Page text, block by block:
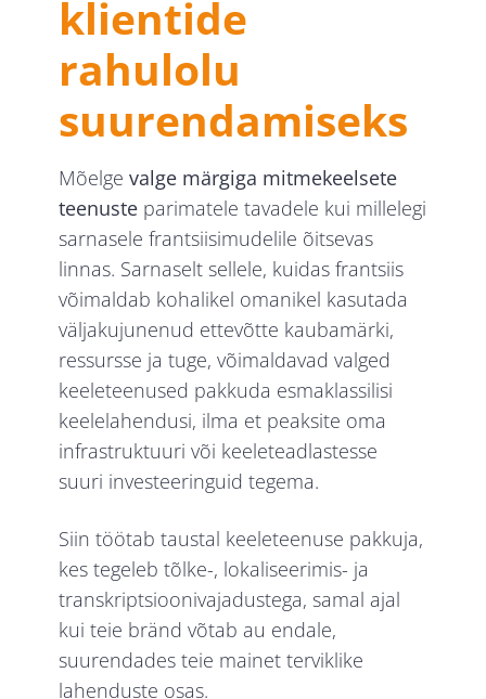
klientide
rahulolu
suurendamiseks
Mõelgevalge märgiga mitmekeelsete
teenuste parimatele tavadele kui millelegi
sarnasele frantsiisimudelile õitsevas
linnas. Sarnaselt sellele, kuidas frantsiis
võimaldab kohalikel omanikel kasutada
väljakujunenud ettevõtte kaubamärki,
ressursse ja tuge, võimaldavad valged
keeleteenused pakkuda esmaklassilisi
keelelahendusi, ilma et peaksite oma
infrastruktuuri või keeleteadlastesse
suuri investeeringuid tegema.
Siin töötab taustal keeleteenuse pakkuja,
kes tegeleb tõlke-, lokaliseerimis- ja
transkriptsioonivajadustega, samal ajal
kui teie bränd võtab au endale,
suurendades teie mainet terviklike
lahenduste osas.